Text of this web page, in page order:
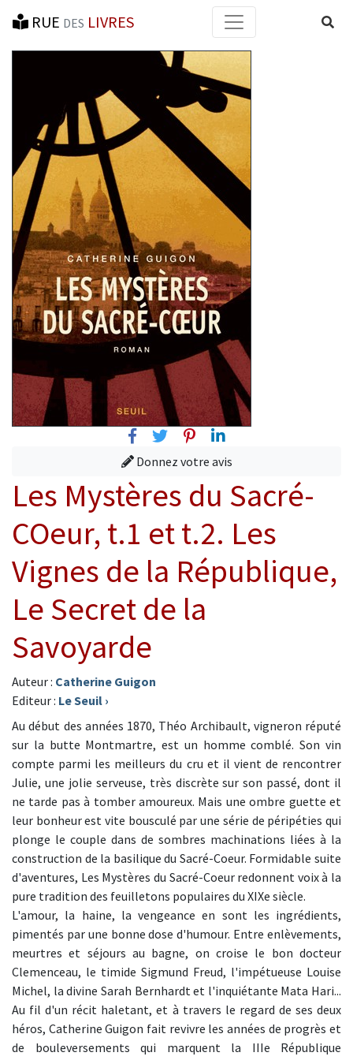
RUE DES LIVRES
FacebookTwitterPinterest
Linkedin
Donnez votre avis
Les Mystères du Sacré-
COeur, t.1 et t.2. Les
Vignes de la République,
Le Secret de la
Savoyarde
Auteur : Catherine Guigon
Editeur : Le Seuil ›
Au début des années 1870, Théo Archibault, vigneron réputé
sur la butte Montmartre, est un homme comblé. Son vin
compte parmi les meilleurs du cru et il vient de rencontrer
Julie, une jolie serveuse, très discrète sur son passé, dont il
ne tarde pas à tomber amoureux. Mais une ombre guette et
leur bonheur est vite bousculé par une série de péripéties qui
plonge le couple dans de sombres machinations liées à la
construction de la basilique du Sacré-Coeur. Formidable suite
d'aventures, Les Mystères du Sacré-Coeur redonnent voix à la
pure tradition des feuilletons populaires du XIXe siècle.
L'amour, la haine, la vengeance en sont les ingrédients,
pimentés par une bonne dose d'humour. Entre enlèvements,
meurtres et séjours au bagne, on croise le bon docteur
Clemenceau, le timide Sigmund Freud, l'impétueuse Louise
Michel, la divine Sarah Bernhardt et l'inquiétante Mata Hari...
Au fil d'un récit haletant, et à travers le regard de ses deux
héros, Catherine Guigon fait revivre les années de progrès et
de bouleversements qui marquent la IIIe République